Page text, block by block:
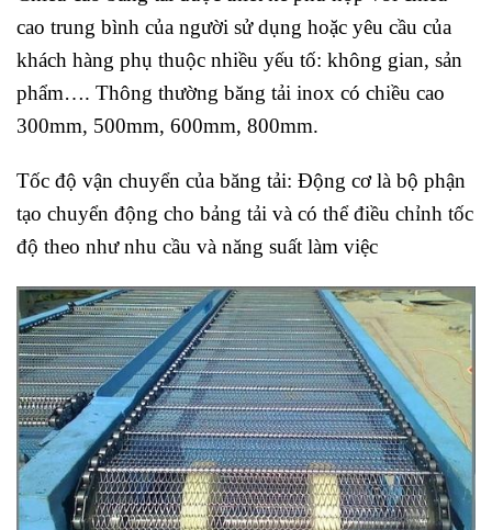
cao trung bình của người sử dụng hoặc yêu cầu của
khách hàng phụ thuộc nhiều yếu tố: không gian, sản
phẩm…. Thông thường băng tải inox có chiều cao
300mm, 500mm, 600mm, 800mm.
Tốc độ vận chuyển của băng tải: Động cơ là bộ phận
tạo chuyển động cho bảng tải và có thể điều chỉnh tốc
độ theo như nhu cầu và năng suất làm việc